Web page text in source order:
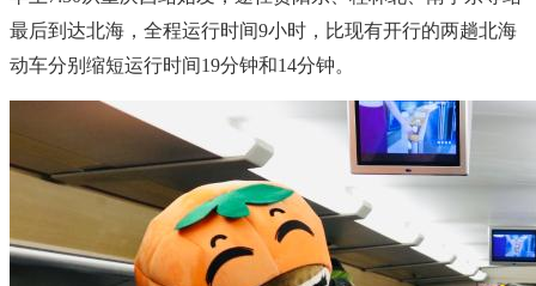
最后到达北海，全程运行时间9小时，比现有开行的两趟北海
动车分别缩短运行时间19分钟和14分钟。